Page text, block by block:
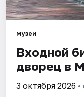
Музеи
Входной
дворец в
3 октября 2026 •